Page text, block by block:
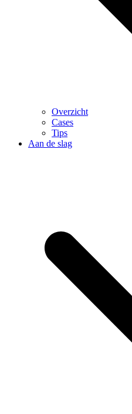
Overzicht
Cases
Tips
Aan de slag